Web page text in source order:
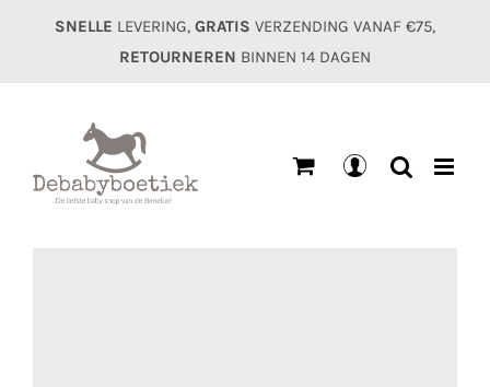
SNELLE LEVERING, GRATIS VERZENDING VANAF €75,
RETOURNEREN BINNEN 14 DAGEN